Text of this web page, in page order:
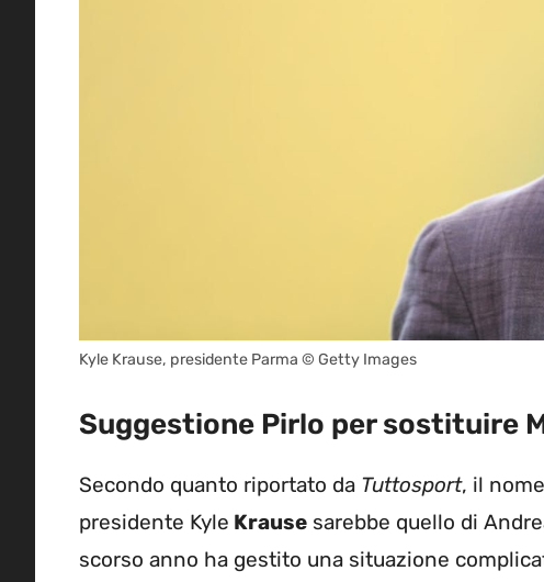
Kyle Krause, presidente Parma © Getty Images
Suggestione Pirlo per sostituire
Secondo quanto riportato da Tuttosport, il
presidente Kyle Krause sarebbe quello di
scorso anno ha gestito una situazione